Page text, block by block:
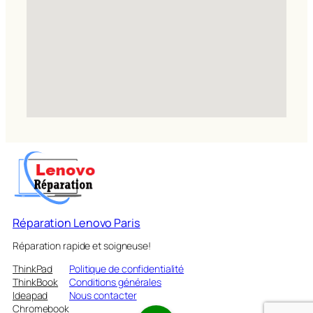
Réparation Lenovo Paris
Réparation rapide et soigneuse!
ThinkPad
ThinkBook
Ideapad
Chromebook
Politique de confidentialité
Conditions générales
Nous contacter